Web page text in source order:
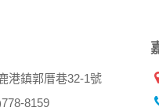
港鎮郭厝巷32-1號
8159